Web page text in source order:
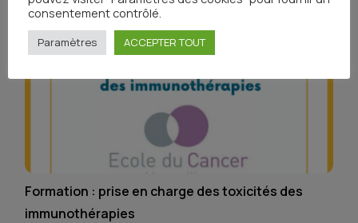
Formation : prise en charge des toxicités des
immunothérapies
consentement contrôlé.
Paramètres ACCEPTER TOUT